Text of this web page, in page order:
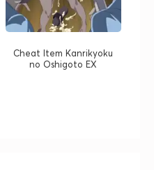
Cheat Item Kanrikyoku
no Oshigoto EX